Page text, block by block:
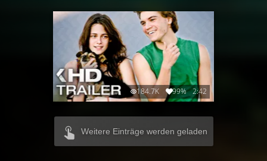
184.7K 99% 2:42
Weitere Einträge werden geladen